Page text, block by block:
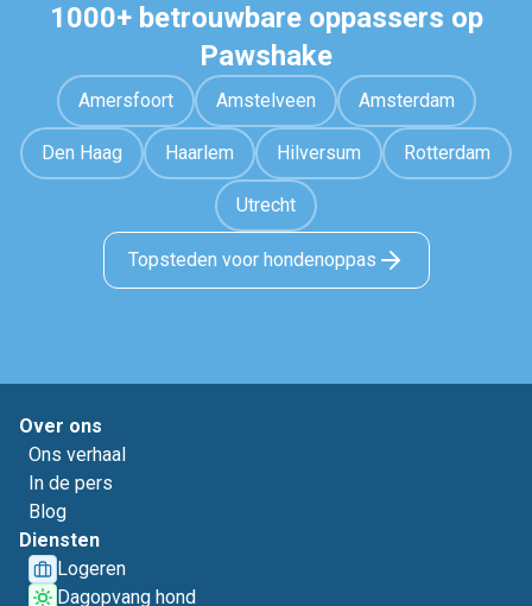
1000+ betrouwbare oppassers op
Pawshake
Amersfoort Amstelveen Amsterdam
Den Haag Haarlem Hilversum Rotterdam
Utrecht
Topsteden voor hondenoppas
Over ons
Ons verhaal
In de pers
Blog
Diensten
Logeren
Dagopvang hond